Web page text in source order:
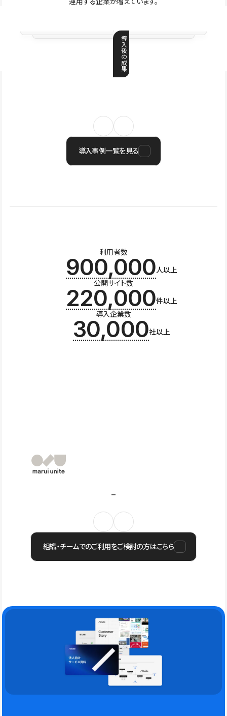
導
入
後
の
成
果
導入事例一覧を見る
利用者数
900,000人以上
公開サイト数
220,000件以上
導入企業数
30,000社以上
組織・チームでのご利用をご検討の方はこちら